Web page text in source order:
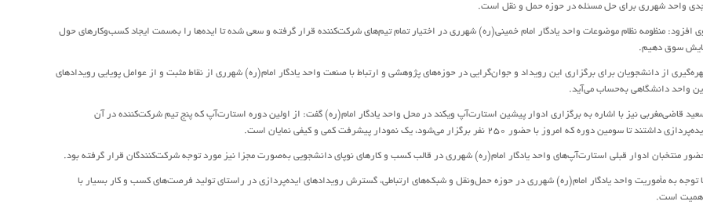
واحد شهرری برای حل مسئله در حوزه حمل و نقل است.
افزود: منظومه نظام موضوعات واحد یادگار امام خمینی(ره) شهرری در اختیار تمام تیم‌های شرکت‌کننده قرار گرفته و سعی شده تا ایده‌ها را به‌سمت ایجاد کسب‌وکارهای حول
سوق دهیم.
از دانشجویان برای برگزاری این رویداد و جوان‌گرایی در حوزه‌های پژوهشی و ارتباط با صنعت واحد یادگار امام(ره) شهرری از نقاط مثبت و از عوامل پویایی رویدادهای
واحد دانشگاهی به‌حساب می‌آید.
قاضی‌مغربی نیز با اشاره به برگزاری ادوار پیشین استارت‌آپ ویکند در محل واحد یادگار امام(ره) گفت: از اولین دوره استارت‌آپ که پنج تیم شرکت‌کننده در آن
داشتند تا سومین دوره که امروز با حضور ۲۵۰ نفر برگزار می‌شود، یک نمودار پیشرفت کمی و کیفی نمایان است.
منتخبان ادوار قبلی استارت‌آپ‌های واحد یادگار امام(ره) شهرری در قالب کسب و کارهای نوپای دانشجویی به‌صورت مجزا نیز مورد توجه شرکت‌کنندگان قرار گرفته بود.
توجه به مأموریت واحد یادگار امام(ره) شهرری در حوزه حمل‌ونقل و شبکه‌های ارتباطی، گسترش رویدادهای ایده‌پردازی در راستای تولید فرصت‌های کسب و کار بسیار با
است.